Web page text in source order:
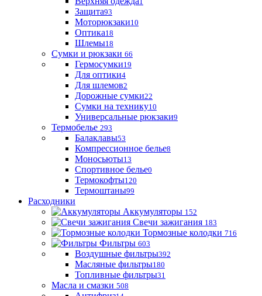
Защита93
Моторюкзаки10
Оптика18
Шлемы18
Сумки и рюкзаки 66
Гермосумки19
Для оптики4
Для шлемов2
Дорожные сумки22
Сумки на технику10
Универсальные рюкзаки9
Термобелье 293
Балаклавы53
Компрессионное белье8
Моносьюты13
Спортивное белье0
Термокофты120
Термоштаны99
Расходники
Аккумуляторы 152
Свечи зажигания 183
Тормозные колодки 716
Фильтры 603
Воздушные фильтры392
Масляные фильтры180
Топливные фильтры31
Масла и смазки 508